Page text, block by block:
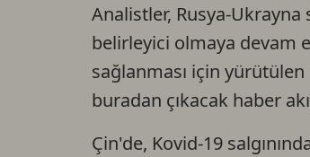
Analistler, Rusya-
belirleyici olmaya devam
sağlanması için
buradan çıkacak haber
Çin'de, Kovid-19